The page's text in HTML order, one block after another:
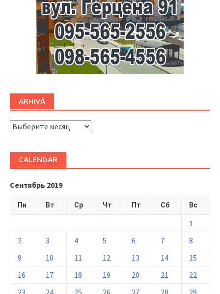
ARHIVĂ
ARHIVĂ
CALENDAR
Сентябрь 2019
Пн Вт Ср Чт Пт Сб Вс
1
2
3 4 5 6 7
8
9
10 11 12 13 14
15
16
17 18 19 20 21
22